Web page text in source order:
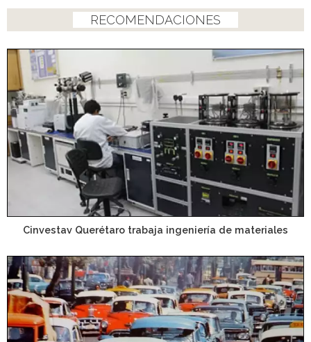
RECOMENDACIONES
Cinvestav Querétaro trabaja ingeniería de materiales